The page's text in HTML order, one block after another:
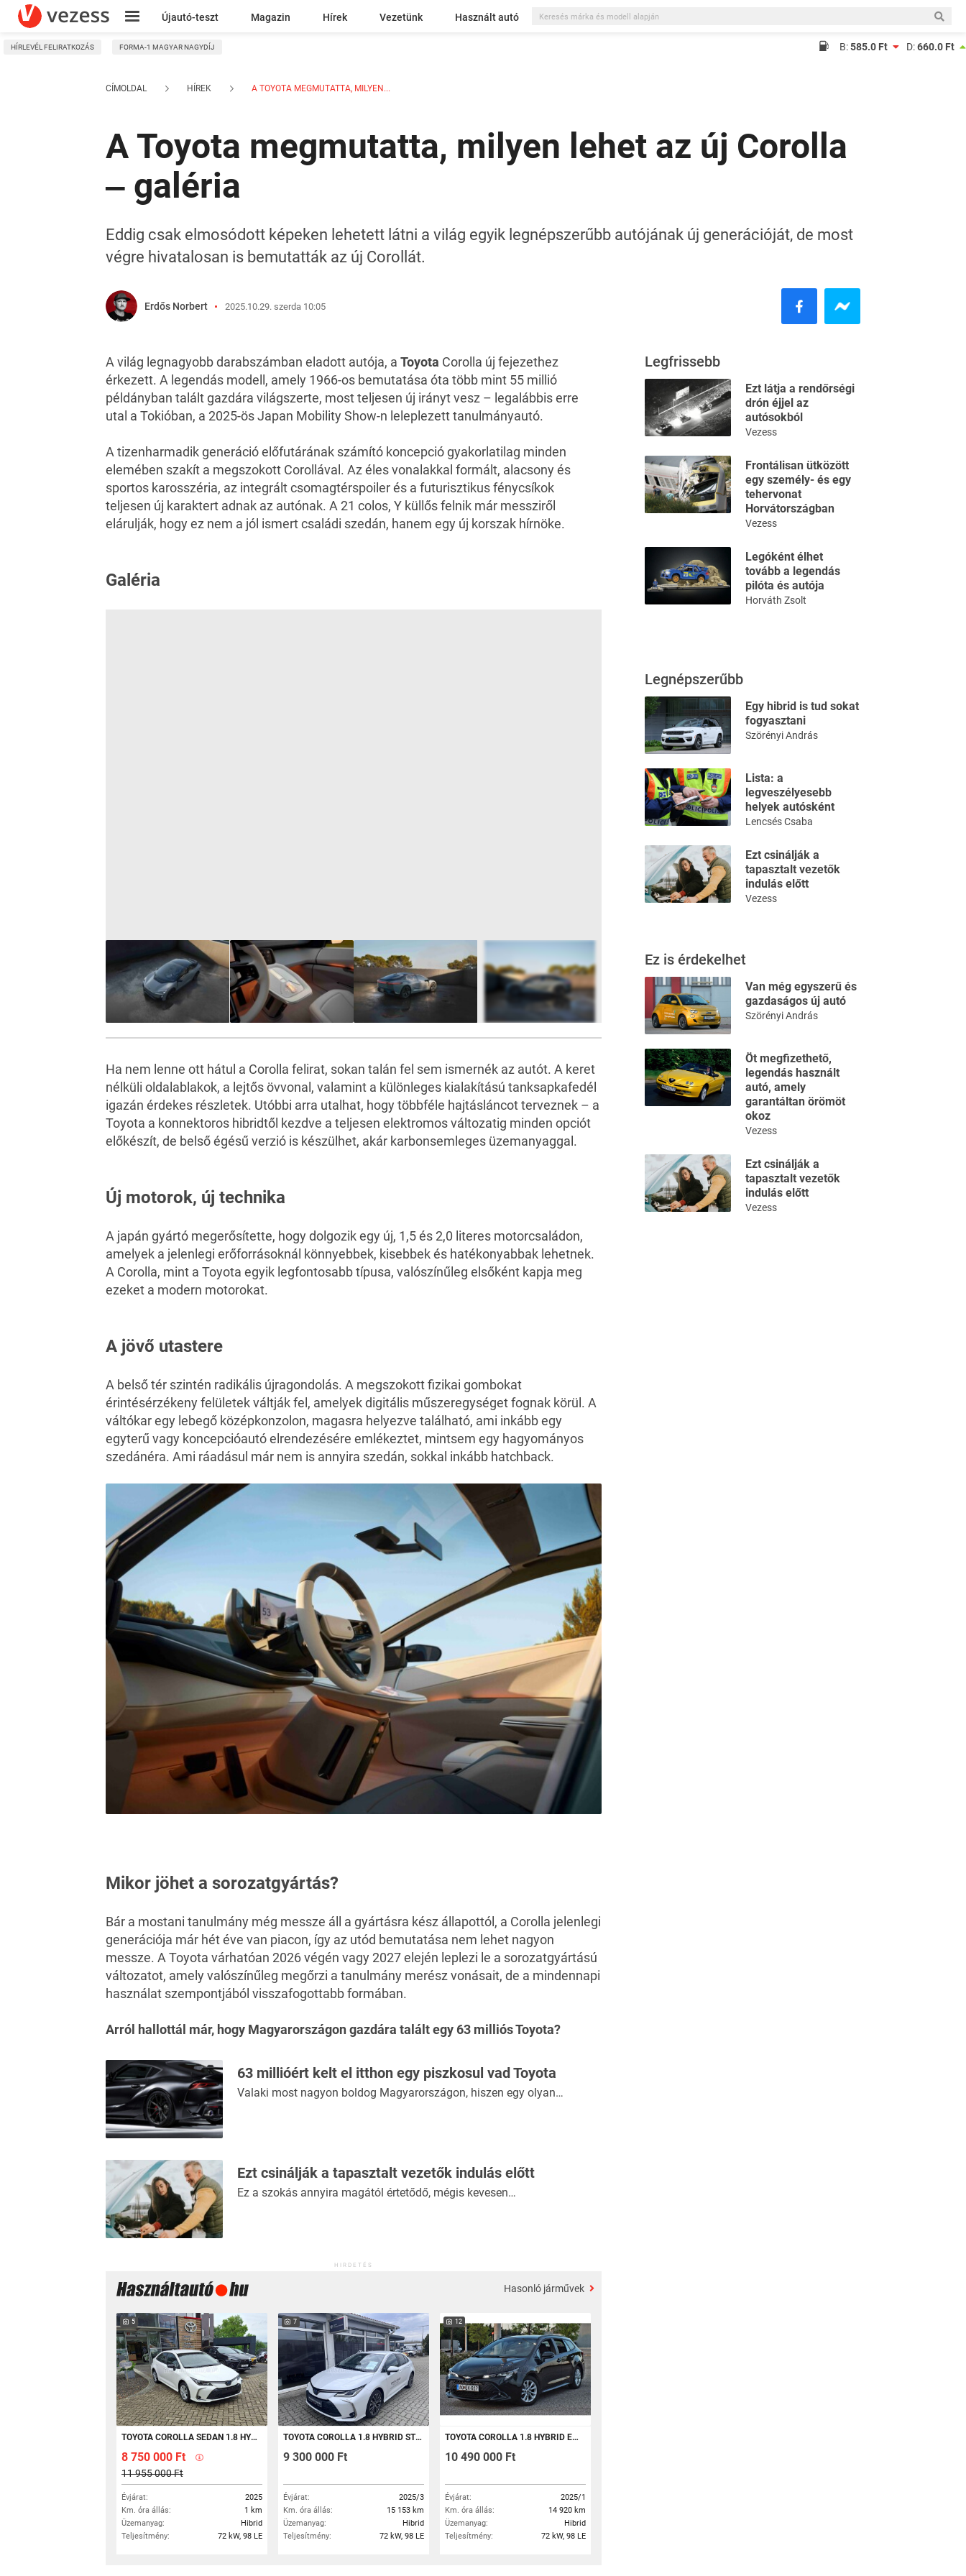
Újautó-teszt Magazin Hírek Vezetünk Használt autó
Kresz
HÍRLEVÉL FELIRATKOZÁS FORMA-1 MAGYAR NAGYDÍJ B:585.0 Ft D:660.0 Ft
CÍMOLDAL HÍREK A TOYOTA MEGMUTATTA, MILYEN...
A Toyota megmutatta, milyen lehet az új Corolla
‒ galéria
Eddig csak elmosódott képeken lehetett látni a világ egyik legnépszerűbb autójának új generációját, de most
végre hivatalosan is bemutatták az új Corollát.
Erdős Norbert 2025.10.29. szerda 10:05
A világ legnagyobb darabszámban eladott autója, a Toyota Corolla új fejezethez
érkezett. A legendás modell, amely 1966-os bemutatása óta több mint 55 millió
példányban talált gazdára világszerte, most teljesen új irányt vesz – legalábbis erre
utal a Tokióban, a 2025-ös Japan Mobility Show-n leleplezett tanulmányautó.
A tizenharmadik generáció előfutárának számító koncepció gyakorlatilag minden
elemében szakít a megszokott Corollával. Az éles vonalakkal formált, alacsony és
sportos karosszéria, az integrált csomagtérspoiler és a futurisztikus fénycsíkok
teljesen új karaktert adnak az autónak. A 21 colos, Y küllős felnik már messziről
elárulják, hogy ez nem a jól ismert családi szedán, hanem egy új korszak hírnöke.
Galéria
Ha nem lenne ott hátul a Corolla felirat, sokan talán fel sem ismernék az autót. A keret
nélküli oldalablakok, a lejtős övvonal, valamint a különleges kialakítású tanksapkafedél
igazán érdekes részletek. Utóbbi arra utalhat, hogy többféle hajtásláncot terveznek – a
Toyota a konnektoros hibridtől kezdve a teljesen elektromos változatig minden opciót
előkészít, de belső égésű verzió is készülhet, akár karbonsemleges üzemanyaggal.
Új motorok, új technika
A japán gyártó megerősítette, hogy dolgozik egy új, 1,5 és 2,0 literes motorcsaládon,
amelyek a jelenlegi erőforrásoknál könnyebbek, kisebbek és hatékonyabbak lehetnek.
A Corolla, mint a Toyota egyik legfontosabb típusa, valószínűleg elsőként kapja meg
ezeket a modern motorokat.
A jövő utastere
A belső tér szintén radikális újragondolás. A megszokott fizikai gombokat
érintésérzékeny felületek váltják fel, amelyek digitális műszeregységet fognak körül. A
váltókar egy lebegő középkonzolon, magasra helyezve található, ami inkább egy
egyterű vagy koncepcióautó elrendezésére emlékeztet, mintsem egy hagyományos
szedánéra. Ami ráadásul már nem is annyira szedán, sokkal inkább hatchback.
Mikor jöhet a sorozatgyártás?
Bár a mostani tanulmány még messze áll a gyártásra kész állapottól, a Corolla jelenlegi
generációja már hét éve van piacon, így az utód bemutatása nem lehet nagyon
messze. A Toyota várhatóan 2026 végén vagy 2027 elején leplezi le a sorozatgyártású
változatot, amely valószínűleg megőrzi a tanulmány merész vonásait, de a mindennapi
használat szempontjából visszafogottabb formában.
Arról hallottál már, hogy Magyarországon gazdára találtegy 63 milliós Toyota?
63 millióért kelt el itthon egy piszkosul vad Toyota
Valaki most nagyon boldog Magyarországon, hiszen egy olyan…
Ezt csinálják a tapasztalt vezetők indulás előtt
Ez a szokás annyira magától értetődő, mégis kevesen…
HIRDETÉS
Hasonló járművek
5
TOYOTA COROLLA SEDAN 1.8 HYBRID ACTIVE E-CVT MY25 SZALONAUTÓ + ÜLÉSFŰTÉS
8 750 000 Ft
11 955 000 Ft
Évjárat:
2025
Km. óra állás:
1 km
Üzemanyag:
Hibrid
Teljesítmény:
72 kW, 98 LE
7
TOYOTA COROLLA 1.8 HYBRID STYLE E-CVT MINŐSÍTETT HASZNÁLTAUTÓ GARANCIÁVAL
9 300 000 Ft
Évjárat:
2025/3
Km. óra állás:
15 153 km
Üzemanyag:
Hibrid
Teljesítmény:
72 kW, 98 LE
12
TOYOTA COROLLA 1.8 HYBRID EXECUTIVE E-CVT
10 490 000 Ft
Évjárat:
2025/1
Km. óra állás:
14 920 km
Üzemanyag:
Hibrid
Teljesítmény:
72 kW, 98 LE
Legfrissebb
Ezt látja a rendőrségi
drón éjjel az
autósokból
Vezess
Frontálisan ütközött
egy személy- és egy
tehervonat
Horvátországban
Vezess
Legóként élhet
tovább a legendás
pilóta és autója
Horváth Zsolt
Legnépszerűbb
Egy hibrid is tud sokat
fogyasztani
Szörényi András
Lista: a
legveszélyesebb
helyek autósként
Lencsés Csaba
Ezt csinálják a
tapasztalt vezetők
indulás előtt
Vezess
Ez is érdekelhet
Van még egyszerű és
gazdaságos új autó
Szörényi András
Öt megfizethető,
legendás használt
autó, amely
garantáltan örömöt
okoz
Vezess
Ezt csinálják a
tapasztalt vezetők
indulás előtt
Vezess